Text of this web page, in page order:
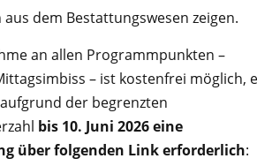
dem Bestattungswesen zeigen.
an allen Programmpunkten –
– ist kostenfrei möglich,
der begrenzten
bis 10. Juni 2026 eine
über folgenden Link erforderlich: